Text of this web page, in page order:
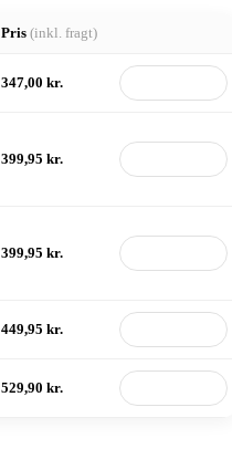
Pris (inkl. fragt)
347,00 kr.
399,95 kr.
399,95 kr.
449,95 kr.
529,90 kr.